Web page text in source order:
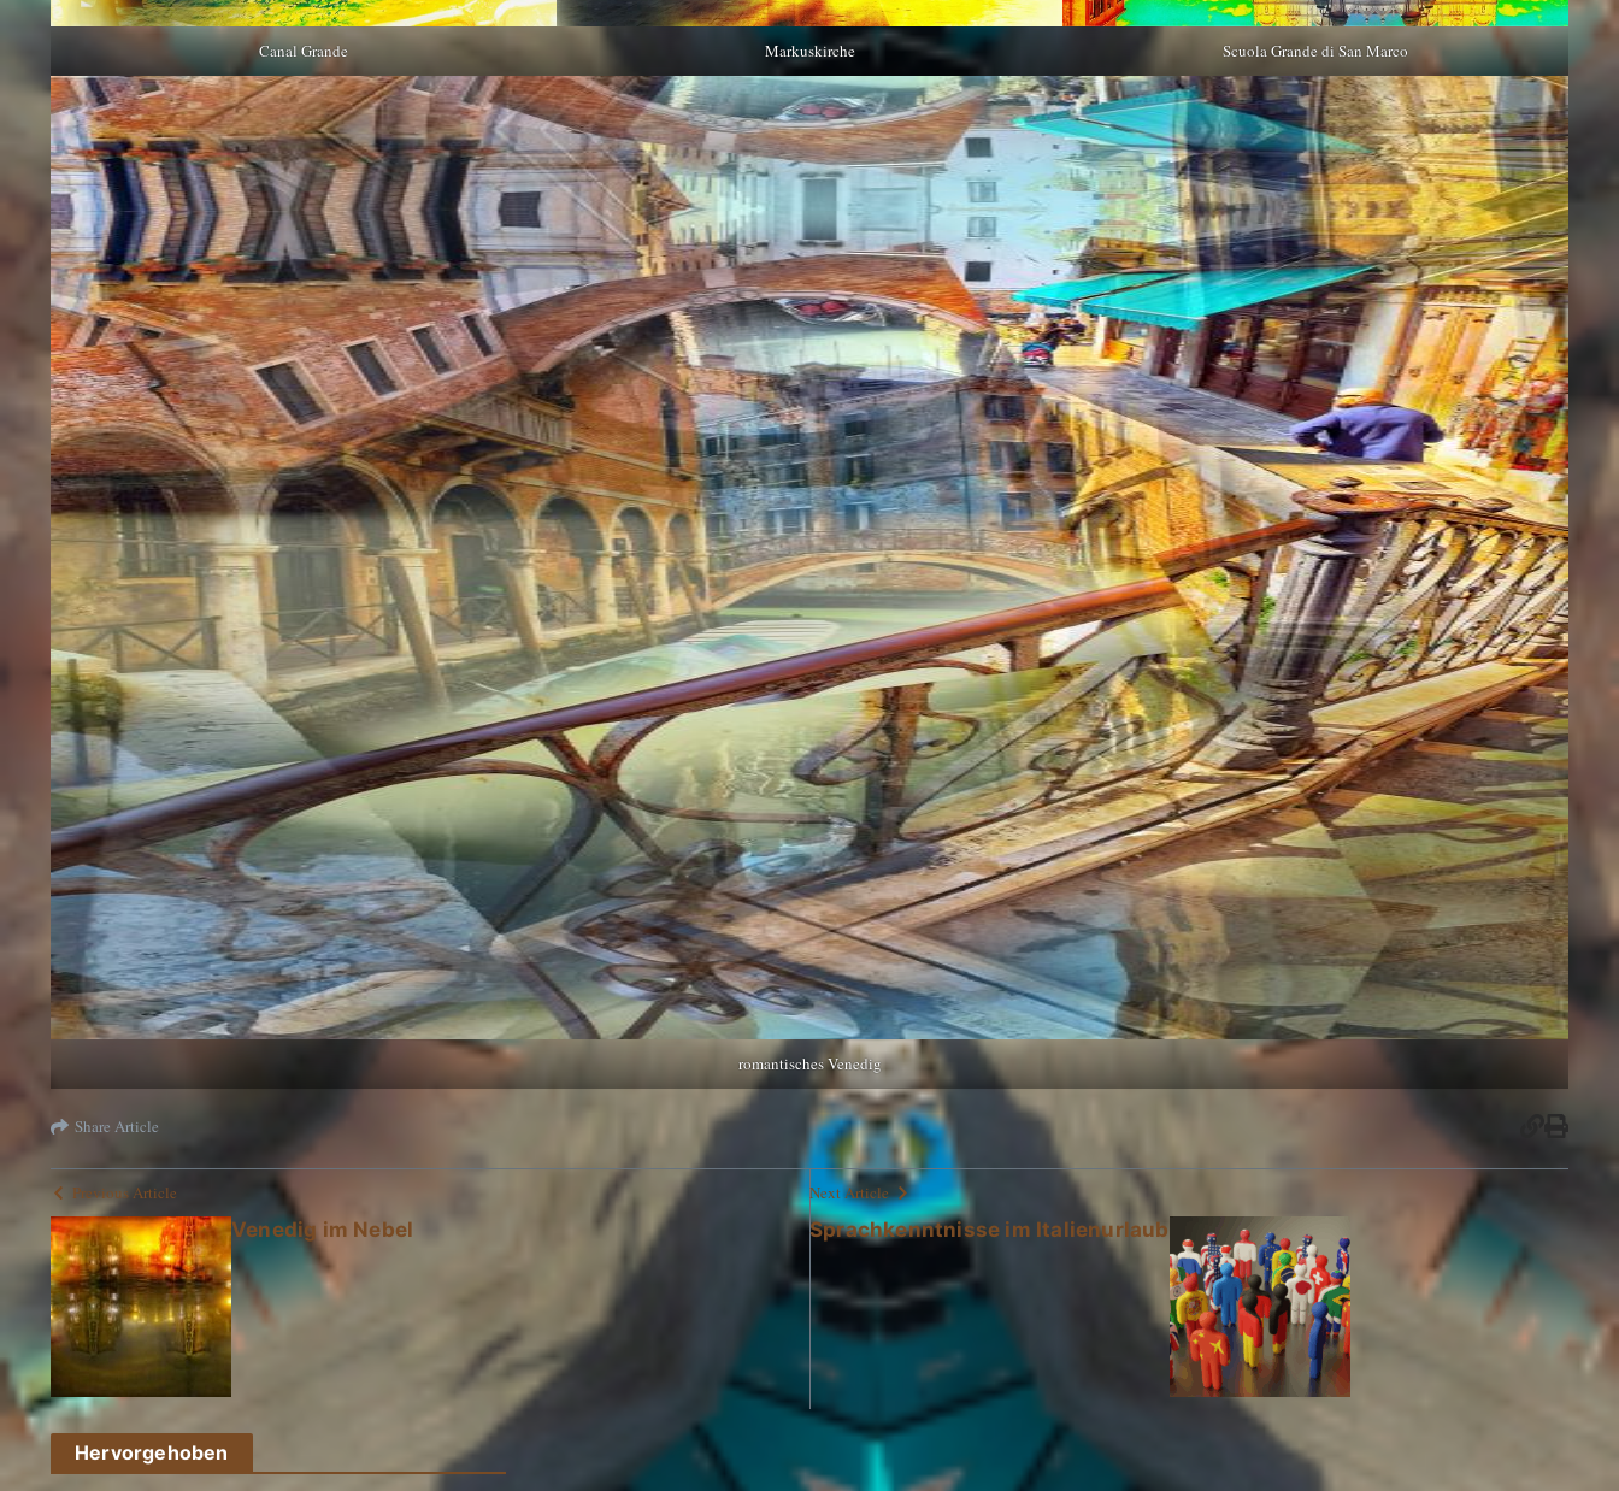
Canal Grande Markuskirche Scuola Grande di San Marco
romantisches Venedig
Share Article
Previous Article
Venedig im Nebel
Next Article
Sprachkenntnisse im Italienurlaub
Hervorgehoben